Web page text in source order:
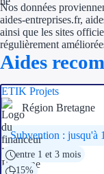
Nos données
aides-entreprises.fr,
ainsi que les sites
régulièrement
Aides
ETIK Projets
Région Bretagne
Subvention : jusqu'à
entre 1 et 3 mois
15%